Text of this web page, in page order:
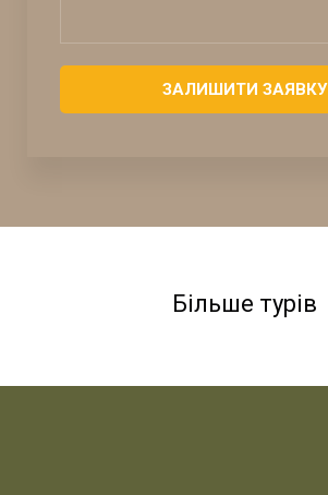
ЗАЛИШИТИ ЗАЯВКУ
Більше турів